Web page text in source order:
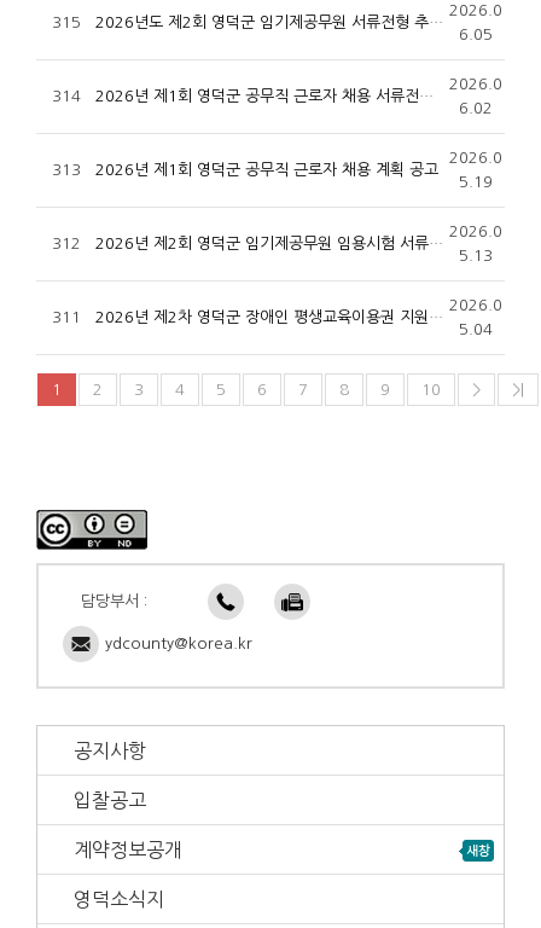
315 2026년도 제2회 영덕군 임기제공무원 서류전형 추가합격자 및 면접시험 시행계획 공고
2026.0
6.05
314 2026년 제1회 영덕군 공무직 근로자 채용 서류전형 합격자 및 체력 면접시험 시행계획 공고
2026.0
6.02
313 2026년 제1회 영덕군 공무직 근로자 채용 계획 공고
2026.0
5.19
312 2026년 제2회 영덕군 임기제공무원 임용시험 서류전형 합격자 발표 및 임용시험 계획 재공고
2026.0
5.13
311 2026년 제2차 영덕군 장애인 평생교육이용권 지원 공고
2026.0
5.04
1 2 3 4 5 6 7 8 9 10 > >|
담당부서 :
ydcounty@korea.kr
공지사항
입찰공고
계약정보공개
영덕소식지